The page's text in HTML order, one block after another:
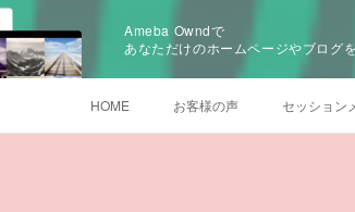
Ameba Owndで
あなただけのホームページやブログ
HOME お客様の声 セッション